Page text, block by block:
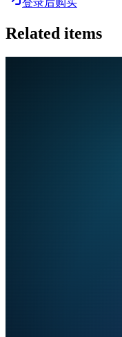
登录后购买
Related items